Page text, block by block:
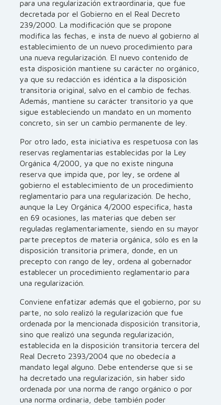
para una regularización extraordinaria, que fue
decretada por el Gobierno en el Real Decreto
239/2000. La modificación que se propone
modifica las fechas, e insta de nuevo al gobierno al
establecimiento de un nuevo procedimiento para
una nueva regularización. El nuevo contenido de
esta disposición mantiene su carácter no orgánico,
ya que su redacción es idéntica a la disposición
transitoria original, salvo en el cambio de fechas.
Además, mantiene su carácter transitorio ya que
sigue estableciendo un mandato en un momento
concreto, sin ser un cambio permanente de ley.
Por otro lado, esta iniciativa es respetuosa con las
reservas reglamentarias establecidas por la Ley
Orgánica 4/2000, ya que no existe ninguna
reserva que impida que, por ley, se ordene al
gobierno el establecimiento de un procedimiento
reglamentario para una regularización. De hecho,
aunque la Ley Orgánica 4/2000 especifica, hasta
en 69 ocasiones, las materias que deben ser
reguladas reglamentariamente, siendo en su mayor
parte preceptos de materia orgánica, sólo es en la
disposición transitoria primera, donde, en un
precepto con rango de ley, ordena al gobernador
establecer un procedimiento reglamentario para
una regularización.
Conviene enfatizar además que el gobierno, por su
parte, no solo realizó la regularización que fue
ordenada por la mencionada disposición transitoria,
sino que realizó una segunda regularización,
establecida en la disposición transitoria tercera del
Real Decreto 2393/2004 que no obedecía a
mandato legal alguno. Debe entenderse que si se
ha decretado una regularización, sin haber sido
ordenada por una norma de rango orgánico o por
una norma ordinaria, debe también poder